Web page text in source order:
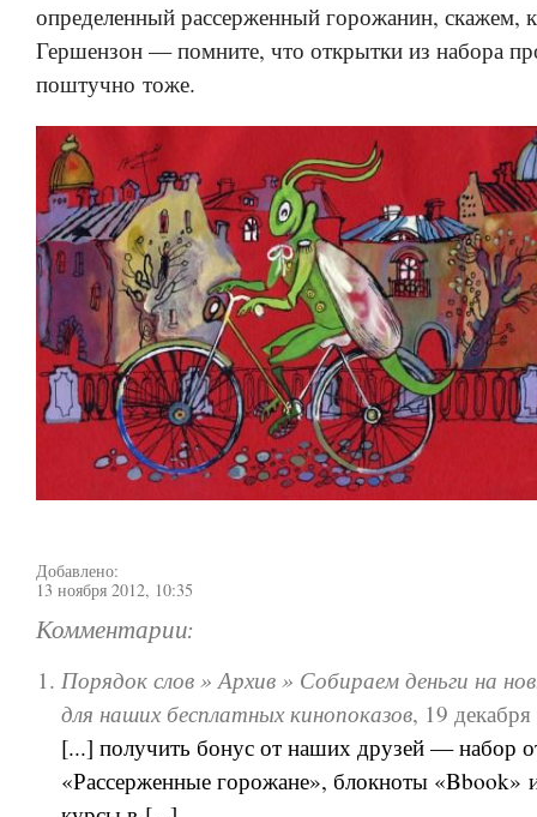
определенный рассерженный горожанин, скажем,
Гершензон — помните, что открытки из набора
поштучно тоже.
Добавлено:
13 ноября 2012, 10:35
Комментарии:
Порядок слов » Архив » Собираем деньги на
для наших бесплатных кинопоказов, 19
[...] получить бонус от наших друзей — набор
«Рассерженные горожане», блокноты «Bbook»